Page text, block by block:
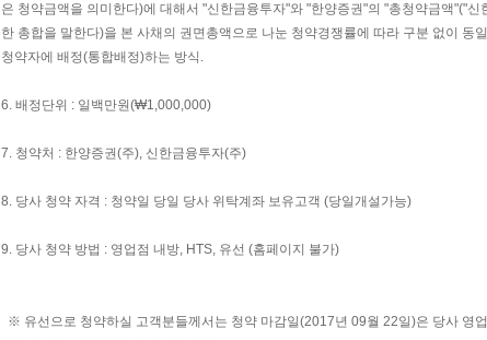
은 청약금액을 의미한다)에 대해서 "신한금융투자"와 "한양증권"의 "총청약금액"("
한 총합을 말한다)을 본 사채의 권면총액으로 나눈 청약경쟁률에 따라 구분 없이 동
청약자에 배정(통합배정)하는 방식.
6. 배정단위 : 일백만원(₩1,000,000)
7. 청약처 : 한양증권(주), 신한금융투자(주)
8. 당사 청약 자격 : 청약일 당일 당사 위탁계좌 보유고객 (당일개설가능)
9. 당사 청약 방법 : 영업점 내방, HTS, 유선 (홈페이지 불가)
※ 유선으로 청약하실 고객분들께서는 청약 마감일(2017년 09월 22일)은 당사 영